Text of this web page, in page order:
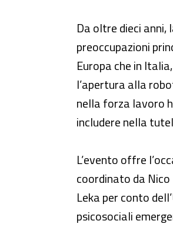
Da oltre dieci anni,
preoccupazioni
Europa che in
l’apertura alla
nella forza lavoro
includere nella
L’evento offre
coordinato da
Leka per conto
psicosociali